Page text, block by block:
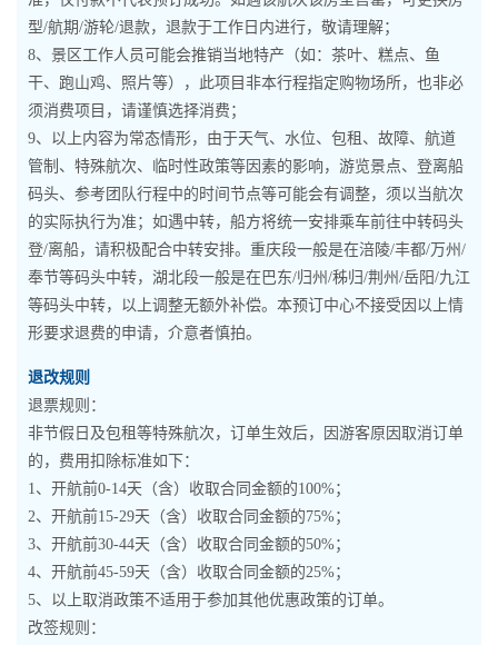
型/航期/游轮/退款，退款于工作日内进行，敬请理解；
8、景区工作人员可能会推销当地特产（如：茶叶、糕点、鱼
干、跑山鸡、照片等），此项目非本行程指定购物场所，也非必
须消费项目，请谨慎选择消费；
9、以上内容为常态情形，由于天气、水位、包租、故障、航道
管制、特殊航次、临时性政策等因素的影响，游览景点、登离船
码头、参考团队行程中的时间节点等可能会有调整，须以当航次
的实际执行为准；如遇中转，船方将统一安排乘车前往中转码头
登/离船，请积极配合中转安排。重庆段一般是在涪陵/丰都/万州/
奉节等码头中转，湖北段一般是在巴东/归州/秭归/荆州/岳阳/九江
等码头中转，以上调整无额外补偿。本预订中心不接受因以上情
形要求退费的申请，介意者慎拍。
退改规则
退票规则：
非节假日及包租等特殊航次，订单生效后，因游客原因取消订单
的，费用扣除标准如下：
1、开航前0-14天（含）收取合同金额的100%；
2、开航前15-29天（含）收取合同金额的75%；
3、开航前30-44天（含）收取合同金额的50%；
4、开航前45-59天（含）收取合同金额的25%；
5、以上取消政策不适用于参加其他优惠政策的订单。
改签规则：